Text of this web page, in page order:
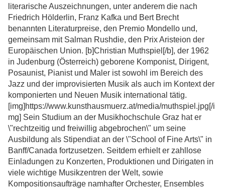
literarische Auszeichnungen, unter anderem die nach
Friedrich Hölderlin, Franz Kafka und Bert Brecht
benannten Literaturpreise, den Premio Mondello und,
gemeinsam mit Salman Rushdie, den Prix Aristeion der
Europäischen Union. [b]Christian Muthspiel[/b], der 1962
in Judenburg (Österreich) geborene Komponist, Dirigent,
Posaunist, Pianist und Maler ist sowohl im Bereich des
Jazz und der improvisierten Musik als auch im Kontext der
komponierten und Neuen Musik international tätig.
[img]https://www.kunsthausmuerz.at/media/muthspiel.jpg[/i
mg] Sein Studium an der Musikhochschule Graz hat er
\"rechtzeitig und freiwillig abgebrochen\" um seine
Ausbildung als Stipendiat an der \"School of Fine Arts\" in
Banff/Canada fortzusetzen. Seitdem erhielt er zahllose
Einladungen zu Konzerten, Produktionen und Dirigaten in
viele wichtige Musikzentren der Welt, sowie
Kompositionsaufträge namhafter Orchester, Ensembles